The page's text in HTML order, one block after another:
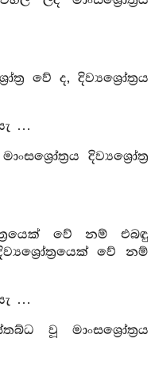
වේ ද, දිව්‍යශ්‍රෝත්‍රය
…
දිව්‍යශ්‍රෝත්‍ර
වේ නම් එබඳු
වේ නම්
…
වූ මාංසශ්‍රෝත්‍රය